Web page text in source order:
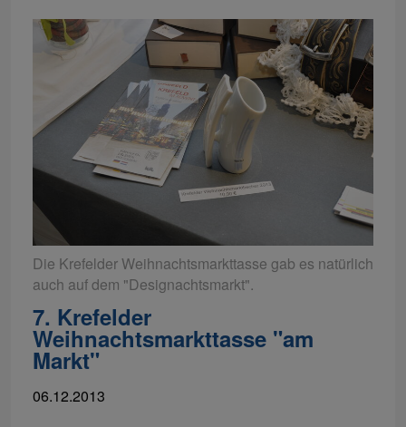
Die Krefelder Weihnachtsmarkttasse gab es natürlich
auch auf dem "Designachtsmarkt".
7. Krefelder
Weihnachtsmarkttasse "am
Markt"
06.12.2013